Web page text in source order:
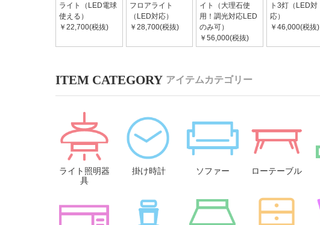
ライト（LED電球
使える）
￥22,700(税抜)
フロアライト
（LED対応）
￥28,700(税抜)
イト（大理石使
用！調光対応LED
のみ可）
￥56,000(税抜)
ト3灯（LED対
応）
￥46,000(税抜)
アイテムカテゴリー
ライト照明器
具
掛け時計 ソファー ローテーブル